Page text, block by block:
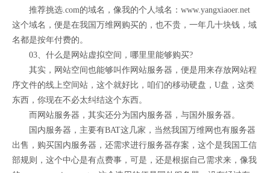
推荐挑选.com的域名，像我的个人域名：www.yangxiaoer.net
这个域名，便是在我国万维网购买的，也不贵，一年几十块钱，域
名都是按年付费的。
03、什么是网站虚拟空间，哪里里能够购买?
其实，网站空间也能够叫作网站服务器，便是用来存放网站程
序文件的线上空间站，这个就好比，咱们的移动硬盘，U盘，这类
东西，你现在不必太纠结这个东西。
而网站服务器，其实还分为国内服务器，与国外服务器。
国内服务器，主要有BAT这几家，当然我国万维网也有服务器
出售，购买国内服务器，还需求进行服务器存案，这个是我国工信
部规则，这个中心是有点费事，可是，还是根据自己需求来，像我